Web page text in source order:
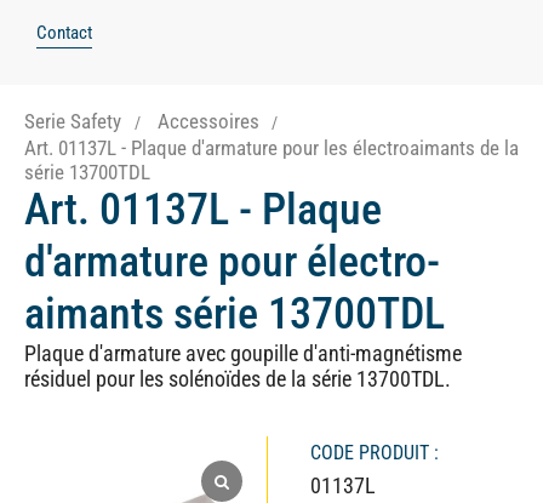
Contact
Serie Safety
Accessoires
Art. 01137L - Plaque d'armature pour les électroaimants de la
série 13700TDL
Art. 01137L - Plaque
d'armature pour électro-
aimants série 13700TDL
Plaque d'armature avec goupille d'anti-magnétisme
résiduel pour les solénoïdes de la série 13700TDL.
CODE PRODUIT :
01137L